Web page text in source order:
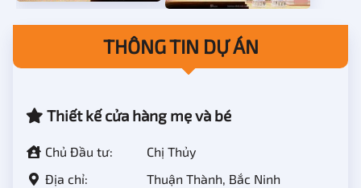
THÔNG TIN DỰ ÁN
Thiết kế cửa hàng mẹ và bé
Chủ Đầu tư:
Chị Thủy
Địa chỉ:
Thuận Thành, Bắc Ninh